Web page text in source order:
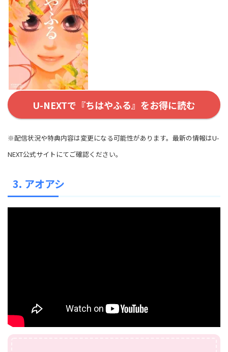
U-NEXTで『ちはやふる』をお得に読む
※配信状況や特典内容は変更になる可能性があります。最新の情報はU-
NEXT公式サイトにてご確認ください。
3. アオアシ